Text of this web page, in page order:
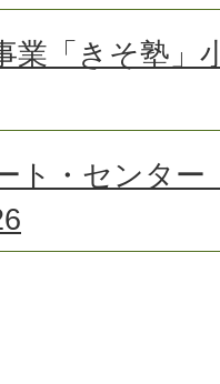
業「きそ塾」
ト・センター